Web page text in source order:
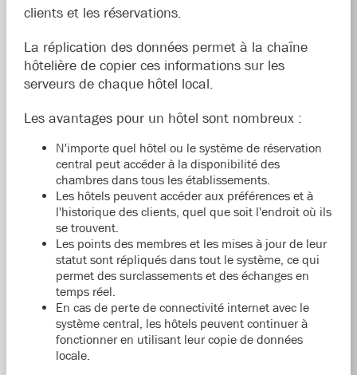
clients et les réservations.
La réplication des données permet à la chaîne
hôtelière de copier ces informations sur les
serveurs de chaque hôtel local.
Les avantages pour un hôtel sont nombreux :
N'importe quel hôtel ou le système de réservation
central peut accéder à la disponibilité des
chambres dans tous les établissements.
Les hôtels peuvent accéder aux préférences et à
l'historique des clients, quel que soit l'endroit où ils
se trouvent.
Les points des membres et les mises à jour de leur
statut sont répliqués dans tout le système, ce qui
permet des surclassements et des échanges en
temps réel.
En cas de perte de connectivité internet avec le
système central, les hôtels peuvent continuer à
fonctionner en utilisant leur copie de données
locale.